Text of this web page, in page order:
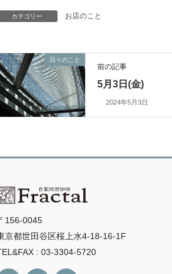
カテゴリー お店のこと
日々のこと
前の記事
5月3日(金)
2024年5月3日
156-0045
京都世田谷区桜上水4-18-16-1F
: 03-3304-5720